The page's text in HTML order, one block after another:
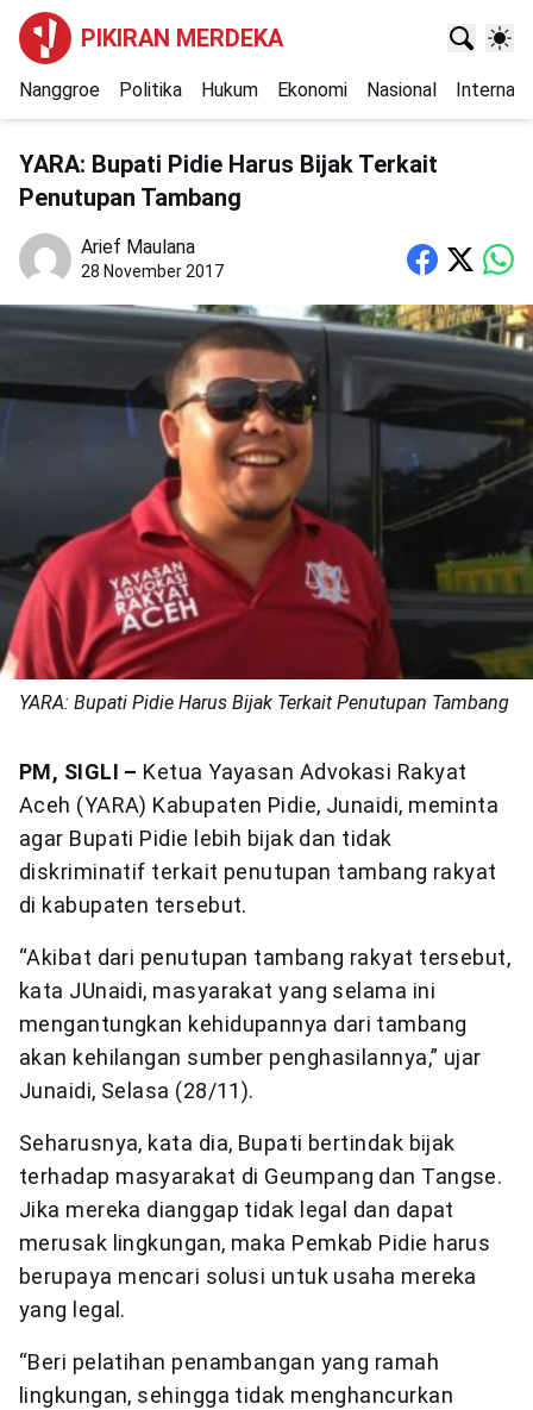
PIKIRAN MERDEKA
Nanggroe Politika Hukum Ekonomi Nasional
YARA: Bupati Pidie Harus Bijak Terkait
Penutupan Tambang
Arief Maulana
28 November 2017
YARA: Bupati Pidie Harus Bijak Terkait Penutupan Tambang
PM, SIGLI – Ketua Yayasan Advokasi Rakyat
Aceh (YARA) Kabupaten Pidie, Junaidi, meminta
agar Bupati Pidie lebih bijak dan tidak
diskriminatif terkait penutupan tambang rakyat
di kabupaten tersebut.
“Akibat dari penutupan tambang rakyat tersebut,
kata JUnaidi, masyarakat yang selama ini
mengantungkan kehidupannya dari tambang
akan kehilangan sumber penghasilannya,” ujar
Junaidi, Selasa (28/11).
Seharusnya, kata dia, Bupati bertindak bijak
terhadap masyarakat di Geumpang dan Tangse.
Jika mereka dianggap tidak legal dan dapat
merusak lingkungan, maka Pemkab Pidie harus
berupaya mencari solusi untuk usaha mereka
yang legal.
“Beri pelatihan penambangan yang ramah
lingkungan, sehingga tidak menghancurkan